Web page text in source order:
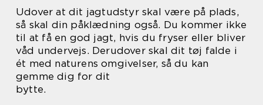
Udover at dit jagtudstyr skal være på plads,
så skal din påklædning også. Du kommer ikke
til at få en god jagt, hvis du fryser eller bliver
våd undervejs. Derudover skal dit tøj falde i
ét med naturens omgivelser, så du kan
gemme dig for dit
bytte.